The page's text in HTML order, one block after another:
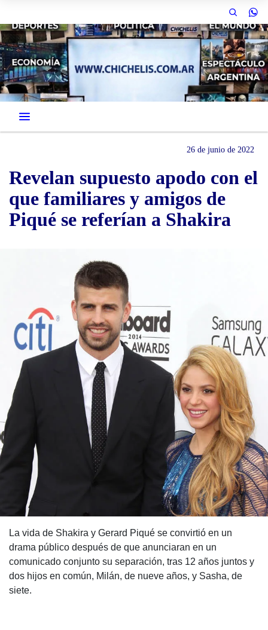
26 de junio de 2022
Revelan supuesto apodo con el
que familiares y amigos de
Piqué se referían a Shakira
La vida de Shakira y Gerard Piqué se convirtió en un
drama público después de que anunciaran en un
comunicado conjunto su separación, tras 12 años juntos y
dos hijos en común, Milán, de nueve años, y Sasha, de
siete.